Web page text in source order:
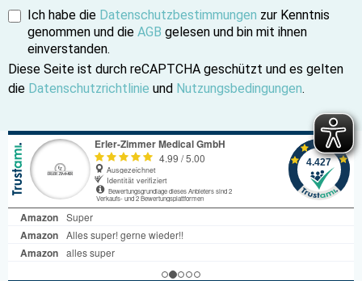
Ich habe die Datenschutzbestimmungen zur Kenntnis
genommen und die AGB gelesen und bin mit ihnen
einverstanden.
Diese Seite ist durch reCAPTCHA geschützt und es gelten
die Datenschutzrichtlinie und Nutzungsbedingungen.